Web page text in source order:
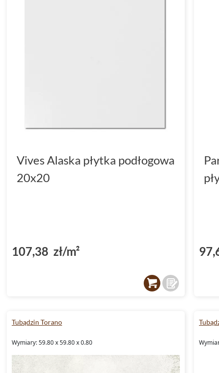
Vives Alaska płytka podłogowa
20x20
107,38 zł/m²
Tubądzin Torano
Wymiary: 59.80 x 59.80 x 0.80